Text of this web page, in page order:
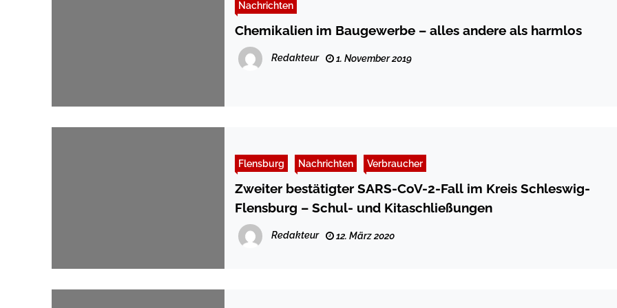
Nachrichten
Chemikalien im Baugewerbe – alles andere als harmlos
Redakteur 1. November 2019
Flensburg Nachrichten Verbraucher
Zweiter bestätigter SARS-CoV-2-Fall im Kreis Schleswig-
Flensburg – Schul- und Kitaschließungen
Redakteur 12. März 2020